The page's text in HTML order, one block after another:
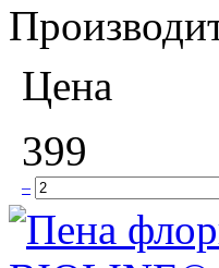
Цена
399
–